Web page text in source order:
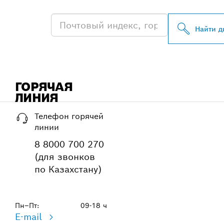
Найти
ГОРЯЧАЯ
ЛИНИЯ
Телефон горячей
линии
8 8000 700 270
(для звонков
по Казахстану)
Пн–Пт: 09-18 ч
E-mail